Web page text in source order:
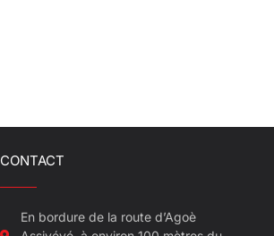
CONTACT
En bordure de la route d’Agoè